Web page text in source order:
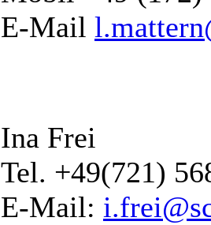
E-Mail
Ina Frei
Tel. +49(721)
E-Mail: